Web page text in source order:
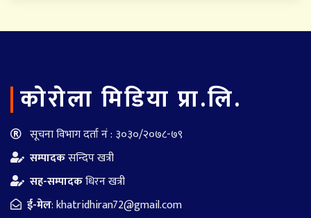
काेराेला मिडिया प्रा.लि.
सूचना विभाग दर्ता नं : ३०३०/२०७८-७९
सम्पादकसन्दिप खत्री
सह-सम्पादकधिरन खत्री
ई-मेल:khatridhiran72@gmail.com